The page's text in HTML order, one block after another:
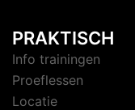
PRAKTISCH
Info trainingen
Proeflessen
Locatie